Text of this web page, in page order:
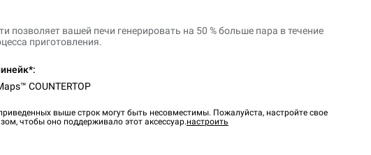
позволяет вашей печи генерировать на 50 % больше пара в течение
приготовления.
COUNTERTOP
выше строк могут быть несовместимы. Пожалуйста, настройте свое
чтобы оно поддерживало этот аксессуар.настроить